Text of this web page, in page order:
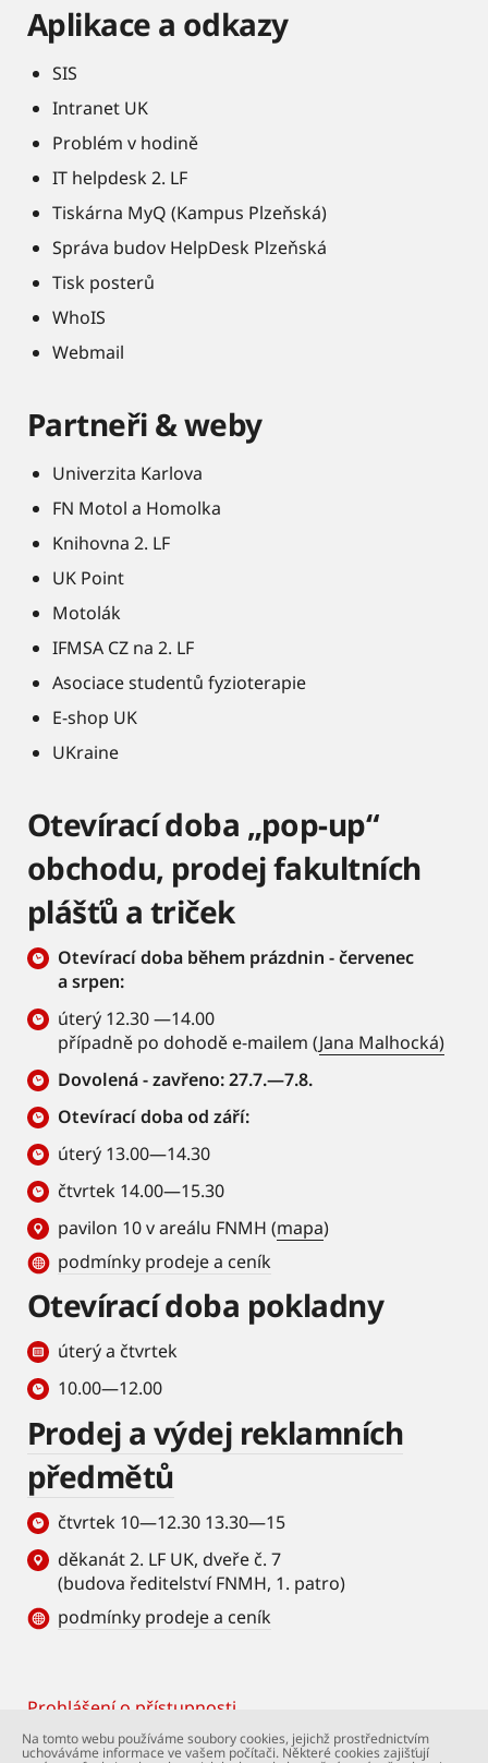
Aplikace a odkazy
SIS
Intranet UK
Problém v hodině
IT helpdesk 2. LF
Tiskárna MyQ (Kampus Plzeňská)
Správa budov HelpDesk Plzeňská
Tisk posterů
WhoIS
Webmail
Partneři & weby
Univerzita Karlova
FN Motol a Homolka
Knihovna 2. LF
UK Point
Motolák
IFMSA CZ na 2. LF
Asociace studentů fyzioterapie
E-shop UK
UKraine
Otevírací doba „pop-up“
obchodu, prodej fakultních
plášťů a triček
Otevírací doba během prázdnin - červenec
a srpen:
úterý 12.30 —14.00
případně po dohodě e-mailem (Jana Malhocká)
Dovolená - zavřeno: 27.7.—7.8.
Otevírací doba od září:
úterý 13.00—14.30
čtvrtek 14.00—15.30
pavilon 10 v areálu FNMH (mapa)
podmínky prodeje a ceník
Otevírací doba pokladny
úterý a čtvrtek
10.00—12.00
Prodej a výdej reklamních
předmětů
čtvrtek 10—12.30 13.30—15
děkanát 2. LF UK, dveře č. 7
(budova ředitelství FNMH, 1. patro)
podmínky prodeje a ceník
Footer
Prohlášení o přístupnosti
Na tomto webu používáme soubory cookies, jejichž prostřednictvím
uchováváme informace ve vašem počítači. Některé cookies zajišťují